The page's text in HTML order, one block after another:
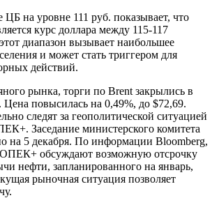
на уровне 111 руб. показывает, что
курс доллара между 115-117
диапазон вызывает наибольшее
и может стать триггером для
действий.
рынка, торги по Brent закрылись в
повысилась на 0,49%, до $72,69.
следят за геополитической ситуацией
Заседание министерского комитета
на 5 декабря. По информации Bloomberg,
обсуждают возможную отсрочку
нефти, запланированного на январь,
рыночная ситуация позволяет